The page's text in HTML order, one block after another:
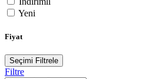
Yeni
Fiyat
Seçimi Filtrele
Filtre